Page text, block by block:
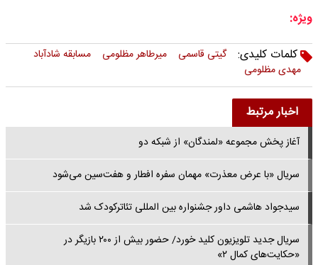
ویژه:
کلمات کلیدی:
گیتی قاسمی میرطاهر مظلومی
مسابقه شادآباد
مهدی مظلومی
اخبار مرتبط
آغاز پخش مجموعه «لمندگان» از شبکه دو
سریال «با عرض معذرت» مهمان سفره افطار و هفت‌سین می‌شود
سیدجواد هاشمی داور جشنواره بین المللی تئاترکودک شد
سریال جدید تلویزیون کلید خورد/ حضور بیش از ۲۰۰ بازیگر در
«حکایت‌های کمال ۲»